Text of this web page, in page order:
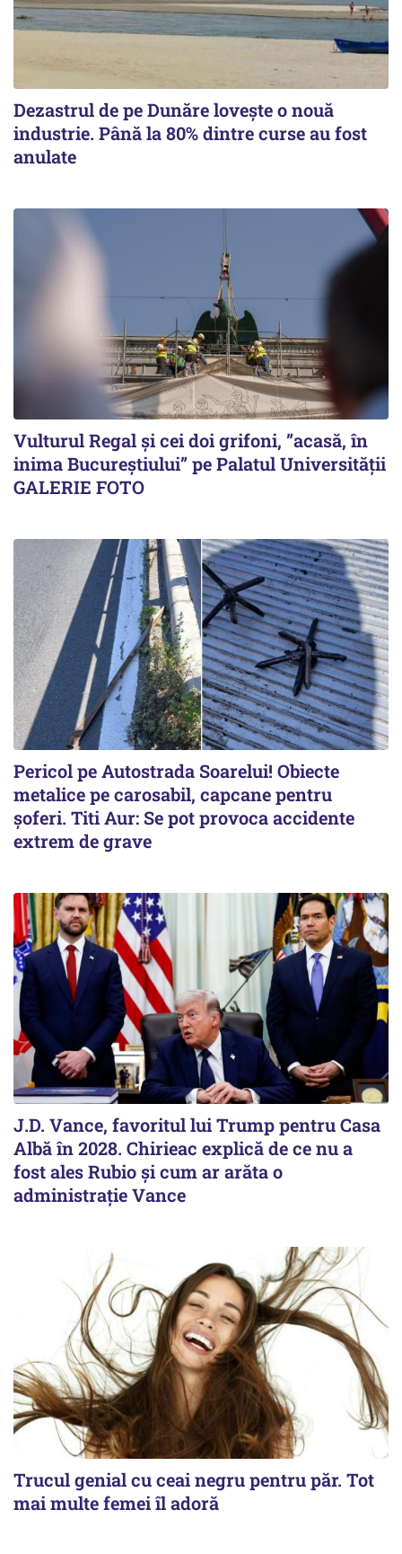
Dezastrul de pe Dunăre lovește o nouă
industrie. Până la 80% dintre curse au fost
anulate
Vulturul Regal și cei doi grifoni, ”acasă, în
inima Bucureștiului” pe Palatul Universității
GALERIE FOTO
Pericol pe Autostrada Soarelui! Obiecte
metalice pe carosabil, capcane pentru
șoferi. Titi Aur: Se pot provoca accidente
extrem de grave
J.D. Vance, favoritul lui Trump pentru Casa
Albă în 2028. Chirieac explică de ce nu a
fost ales Rubio și cum ar arăta o
administrație Vance
Trucul genial cu ceai negru pentru păr. Tot
mai multe femei îl adoră